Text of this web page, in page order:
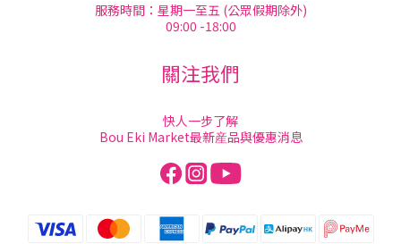
服務時間：星期一至五 (公眾假期除外)
09:00 -18:00
關注我們
快人一步了解
Bou Eki Market最新産品與優惠消息